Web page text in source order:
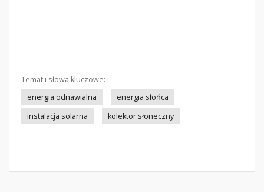
Temat i słowa kluczowe:
energia odnawialna
energia słońca
instalacja solarna
kolektor słoneczny